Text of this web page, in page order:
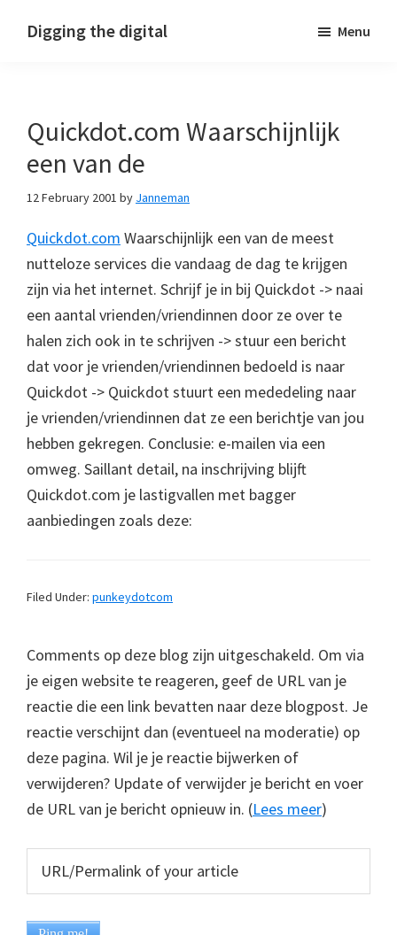
Digging the digital Menu
Quickdot.com Waarschijnlijk
een van de
12 February 2001 by Janneman
Quickdot.com Waarschijnlijk een van de meest
nutteloze services die vandaag de dag te krijgen
zijn via het internet. Schrijf je in bij Quickdot -> naai
een aantal vrienden/vriendinnen door ze over te
halen zich ook in te schrijven -> stuur een bericht
dat voor je vrienden/vriendinnen bedoeld is naar
Quickdot -> Quickdot stuurt een mededeling naar
je vrienden/vriendinnen dat ze een berichtje van jou
hebben gekregen. Conclusie: e-mailen via een
omweg. Saillant detail, na inschrijving blijft
Quickdot.com je lastigvallen met bagger
aanbiedingen zoals deze:
Filed Under: punkeydotcom
Comments op deze blog zijn uitgeschakeld. Om via
je eigen website te reageren, geef de URL van je
reactie die een link bevatten naar deze blogpost. Je
reactie verschijnt dan (eventueel na moderatie) op
deze pagina. Wil je je reactie bijwerken of
verwijderen? Update of verwijder je bericht en voer
de URL van je bericht opnieuw in. (Lees meer)